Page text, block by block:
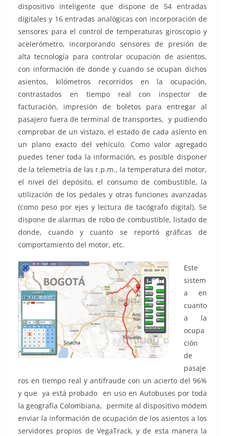
dispositivo inteligente que dispone de 54 entradas
digitales y 16 entradas analógicas con incorporación de
sensores para el control de temperaturas giroscopio y
acelerómetro, incorporando sensores de presión de
alta tecnología para controlar ocupación de asientos,
con información de donde y cuando se ocupan dichos
asientos, kilómetros recorridos en la ocupación,
contrastados en tiempo real con inspector de
facturación, impresión de boletos para entregar al
pasajero fuera de terminal de transportes, y pudiendo
comprobar de un vistazo, el estado de cada asiento en
un plano exacto del vehículo. Como valor agregado
puedes tener toda la información, es posible disponer
de la telemetría de las r.p.m., la temperatura del motor,
el nivel del depósito, el consumo de combustible, la
utilización de los pedales y otras funciones avanzadas
(como peso por ejes y lectura de tacógrafo digital). Se
dispone de alarmas de robo de combustible, listado de
donde, cuando y cuanto se reportó gráficas de
comportamiento del motor, etc.
Este
sistem
a en
cuanto
a la
ocupa
ción
de
pasaje
ros en tiempo real y antifraude con un acierto del 96%
y que ya está probado en uso en Autobuses por toda
la geografía Colombiana, permite al dispositivo módem
enviar la información de ocupación de los asientos a los
servidores propios de VegaTrack, y de esta manera la